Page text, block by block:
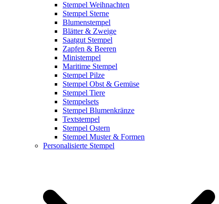
Stempel Weihnachten
Stempel Sterne
Blumenstempel
Blätter & Zweige
Saatgut Stempel
Zapfen & Beeren
Ministempel
Maritime Stempel
Stempel Pilze
Stempel Obst & Gemüse
Stempel Tiere
Stempelsets
Stempel Blumenkränze
Textstempel
Stempel Ostern
Stempel Muster & Formen
Personalisierte Stempel